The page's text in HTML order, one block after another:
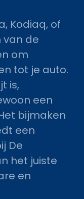
Kodiaq, of
van de
om
tot je auto.
is,
een
bijmaken
een
De
het juiste
en